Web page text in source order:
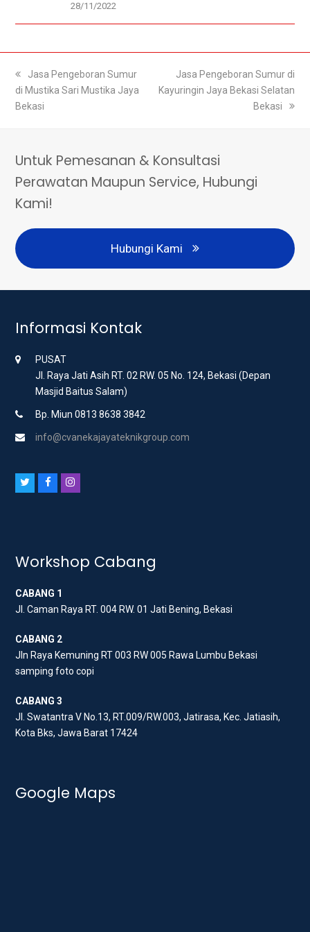
28/11/2022
previous
post:
Jasa Pengeboran Sumur
di Mustika Sari Mustika Jaya
Bekasi
next
post:
Jasa Pengeboran Sumur di
Kayuringin Jaya Bekasi Selatan
Bekasi
Untuk Pemesanan & Konsultasi
Perawatan Maupun Service, Hubungi
Kami!
Hubungi Kami
Informasi Kontak
PUSAT
Jl. Raya Jati Asih RT. 02 RW. 05 No. 124, Bekasi (Depan
Masjid Baitus Salam)
Bp. Miun 0813 8638 3842
info@cvanekajayateknikgroup.com
t
r
b
o
k
a
a
Workshop Cabang
CABANG 1
Jl. Caman Raya RT. 004 RW. 01 Jati Bening, Bekasi
CABANG 2
Jln Raya Kemuning RT 003 RW 005 Rawa Lumbu Bekasi
samping foto copi
CABANG 3
Jl. Swatantra V No.13, RT.009/RW.003, Jatirasa, Kec. Jatiasih,
Kota Bks, Jawa Barat 17424
Google Maps